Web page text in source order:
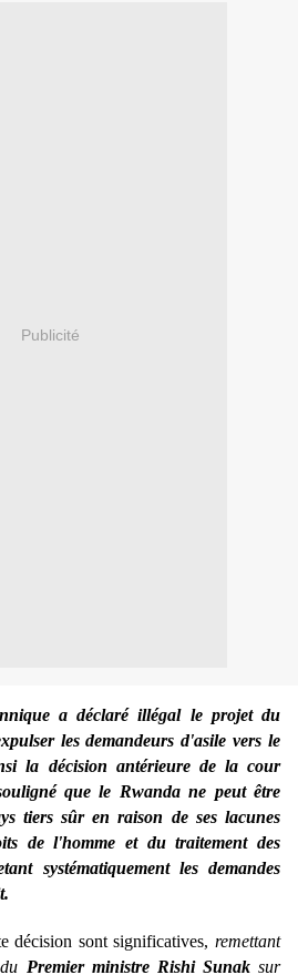
Publicité
a déclaré illégal le projet du
les demandeurs d'asile vers le
la décision antérieure de la cour
que le Rwanda ne peut être
tiers sûr en raison de ses lacunes
de l'homme et du traitement des
systématiquement les demandes
décision sont significatives, remettant
Premier ministre Rishi Sunak sur